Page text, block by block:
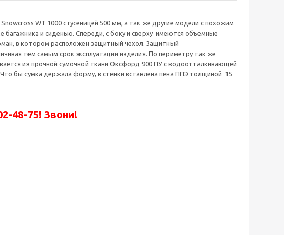
WT 1000 с гусеницей 500 мм, а так же другие модели с похожим
и сиденью. Спереди, с боку и сверху имеются объемные
в котором расположен защитный чехол. Защитный
тем самым срок эксплуатации изделия. По периметру так же
из прочной сумочной ткани Оксфорд 900 ПУ с водоотталкивающей
бы сумка держала форму, в стенки вставлена пена ППЭ толщиной 15
48-75! Звони!